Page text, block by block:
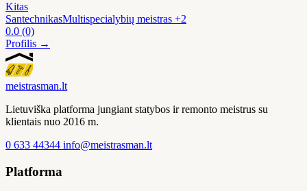
Kitas
SantechnikasMultispecialybių meistras +2
0.0 (0)
Profilis →
meistrasman.lt
Lietuviška platforma jungiant statybos ir remonto meistrus su
klientais nuo 2016 m.
0 633 44344 info@meistrasman.lt
Platforma